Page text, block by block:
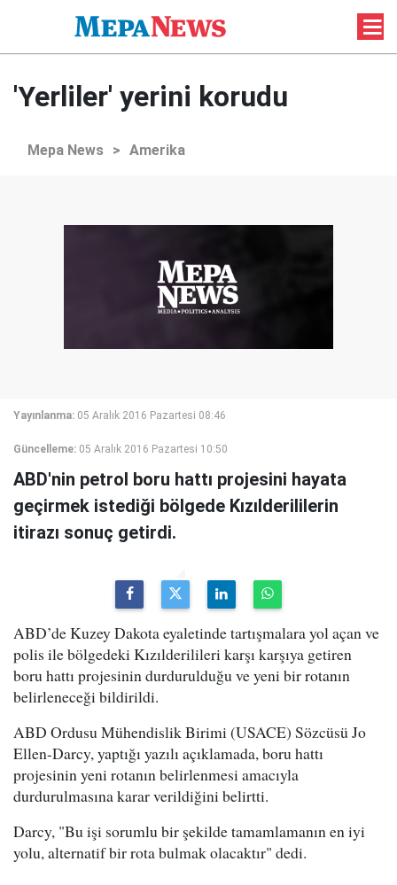
'Yerliler' yerini korudu
Mepa News > Amerika
Yayınlanma: 05 Aralık 2016 Pazartesi 08:46
Güncelleme: 05 Aralık 2016 Pazartesi 10:50
ABD'nin petrol boru hattı projesini hayata
geçirmek istediği bölgede Kızılderililerin
itirazı sonuç getirdi.
ABD’de Kuzey Dakota eyaletinde tartışmalara yol açan ve
polis ile bölgedeki Kızılderilileri karşı karşıya getiren
boru hattı projesinin durdurulduğu ve yeni bir rotanın
belirleneceği bildirildi.
ABD Ordusu Mühendislik Birimi (USACE) Sözcüsü Jo
Ellen-Darcy, yaptığı yazılı açıklamada, boru hattı
projesinin yeni rotanın belirlenmesi amacıyla
durdurulmasına karar verildiğini belirtti.
Darcy, "Bu işi sorumlu bir şekilde tamamlamanın en iyi
yolu, alternatif bir rota bulmak olacaktır" dedi.